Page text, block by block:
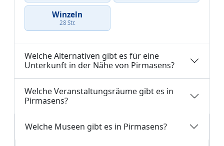
Winzeln
28 Str.
Welche Alternativen gibt es für eine
Unterkunft in der Nähe von Pirmasens?
Welche Veranstaltungsräume gibt es in
Pirmasens?
Welche Museen gibt es in Pirmasens?